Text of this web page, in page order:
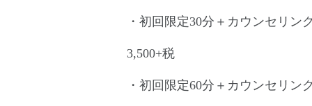
・初回限定30分＋カウンセリン
3,500+税
・初回限定60分＋カウンセリン